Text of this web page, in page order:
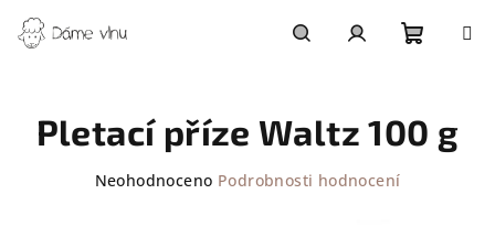
na
obsah
košík
Pletací příze Waltz 100 g
Průměrné
Neohodnoceno Podrobnosti hodnocení